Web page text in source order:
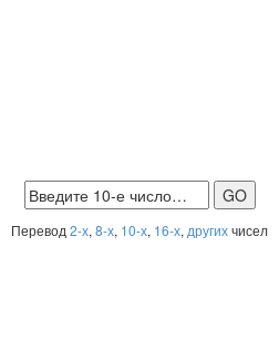
Перевод 2-х, 8-х, 10-х, 16-х, другихчисел